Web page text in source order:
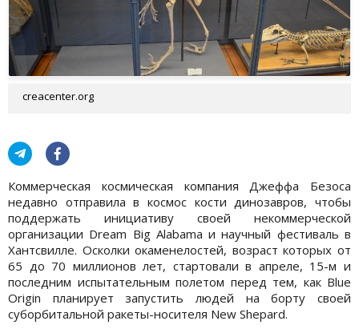
creacenter.org
Коммерческая космическая компания Джеффа Безоса
недавно отправила в космос кости динозавров, чтобы
поддержать инициативу своей некоммерческой
организации Dream Big Alabama и научный фестиваль в
Хантсвилле. Осколки окаменелостей, возраст которых от
65 до 70 миллионов лет, стартовали в апреле, 15-м и
последним испытательным полетом перед тем, как Blue
Origin планирует запустить людей на борту своей
суборбитальной ракеты-носителя New Shepard.